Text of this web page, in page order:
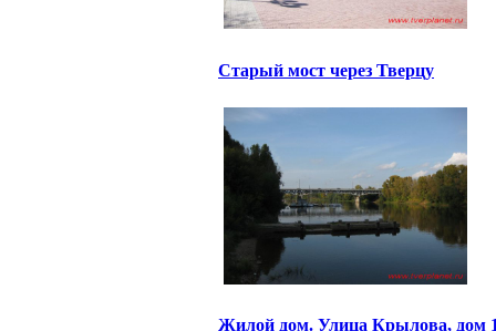
Старый мост через Тверцу
Жилой дом. Улица Крылова, дом